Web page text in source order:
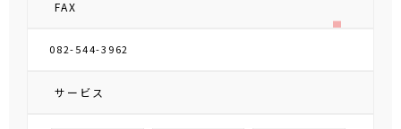
FAX
082-544-3962
サービス